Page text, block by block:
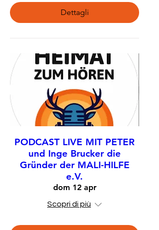
Dettagli
PODCAST LIVE MIT PETER
und Inge Brucker die
Gründer der MALI-HILFE
e.V.
dom 12 apr
Scopri di più